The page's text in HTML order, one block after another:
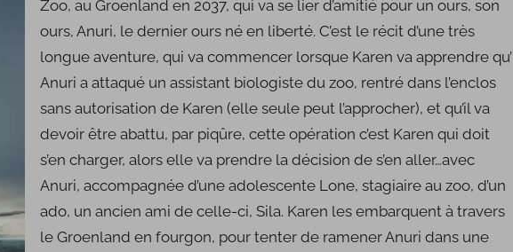
Zoo, au Groenland en 2037, qui va se lier d’amitié pour un ours, son
ours, Anuri, le dernier ours né en liberté. C’est le récit d’une très
longue aventure, qui va commencer lorsque Karen va apprendre qu’
Anuri a attaqué un assistant biologiste du zoo, rentré dans l’enclos
sans autorisation de Karen (elle seule peut l’approcher), et qu’il va
devoir être abattu, par piqûre, cette opération c’est Karen qui doit
s’en charger, alors elle va prendre la décision de s’en aller…avec
Anuri, accompagnée d’une adolescente Lone, stagiaire au zoo, d’un
ado, un ancien ami de celle-ci, Sila. Karen les embarquent à travers
le Groenland en fourgon, pour tenter de ramener Anuri dans une